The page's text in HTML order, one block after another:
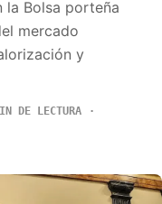
la Bolsa porteña
mercado
y
DE LECTURA